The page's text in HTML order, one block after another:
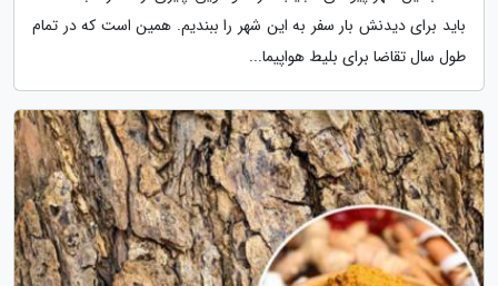
باید برای دیدنش بار سفر به این شهر را ببندیم. همین است که در تمام
طول سال تقاضا برای بلیط هواپیما...